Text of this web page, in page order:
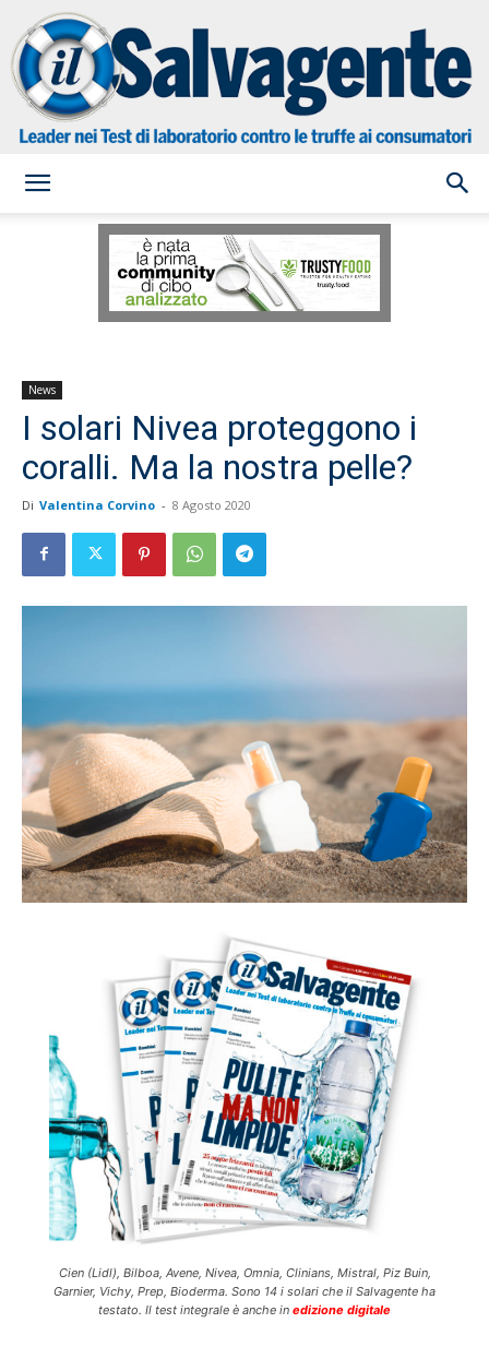
Salvagente
News
I solari Nivea proteggono i
coralli. Ma la nostra pelle?
Di Valentina Corvino - 8 Agosto 2020
Cien (Lidl), Bilboa, Avene, Nivea, Omnia, Clinians, Mistral, Piz Buin,
Garnier, Vichy, Prep, Bioderma. Sono 14 i solari che il Salvagente ha
testato. Il test integrale è anche in edizione digitale